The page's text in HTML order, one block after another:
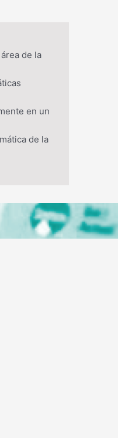
de la
en un
de la